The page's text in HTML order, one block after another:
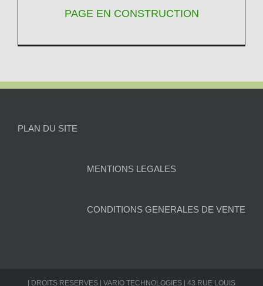
PAGE EN CONSTRUCTION
PLAN DU SITE
MENTIONS LEGALES
CONDITIONS GENERALES DE VENTE
| DROITS RESERVES | VARIO TECHNOLOGIES | 43 RUE LOUIS